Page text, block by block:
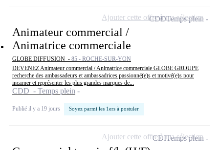
Animateur commercial /
Animatrice commerciale
GLOBE DIFFUSION - 85 - ROCHE-SUR-YON
DEVENEZ Animateur commercial / Animatrice commerciale GLOBE GROUPE
recherche des ambassadeurs et ambassadrices passionné(e)s et motivé(e)s pour
incarner et représenter les plus grandes marques de...
CDD - Temps plein
Publié il y a 19 jours Soyez parmi les 1ers à postuler
CDDTemps plein
Ajouter cette offre à ma sélection
CDITemps plein
Ajouter cette offre à ma sélection